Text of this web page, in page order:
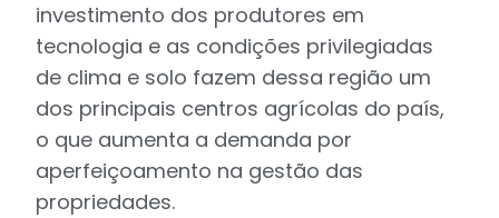
investimento dos produtores em
tecnologia e as condições privilegiadas
de clima e solo fazem dessa região um
dos principais centros agrícolas do país,
o que aumenta a demanda por
aperfeiçoamento na gestão das
propriedades.